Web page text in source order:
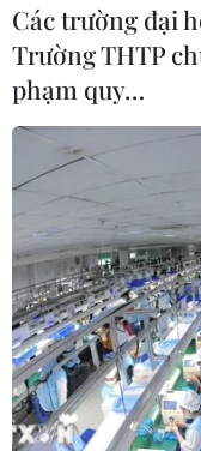
Iran tái khởi
nhằm đáp trả
Các trường đại
Trường THTP
phạm quy…